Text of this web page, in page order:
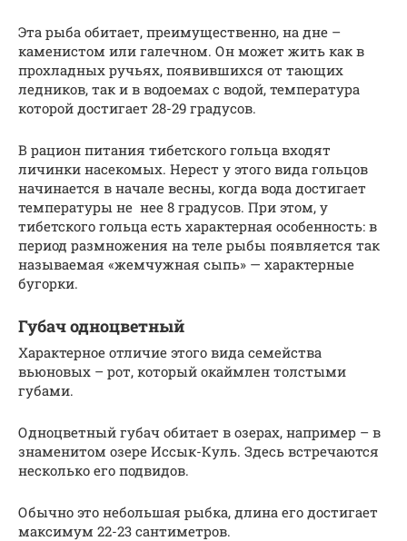
Эта рыба обитает, преимущественно, на дне –
каменистом или галечном. Он может жить как в
прохладных ручьях, появившихся от тающих
ледников, так и в водоемах с водой, температура
которой достигает 28-29 градусов.
В рацион питания тибетского гольца входят
личинки насекомых. Нерест у этого вида гольцов
начинается в начале весны, когда вода достигает
температуры не нее 8 градусов. При этом, у
тибетского гольца есть характерная особенность: в
период размножения на теле рыбы появляется так
называемая «жемчужная сыпь» — характерные
бугорки.
Губач одноцветный
Характерное отличие этого вида семейства
вьюновых – рот, который окаймлен толстыми
губами.
Одноцветный губач обитает в озерах, например – в
знаменитом озере Иссык-Куль. Здесь встречаются
несколько его подвидов.
Обычно это небольшая рыбка, длина его достигает
максимум 22-23 сантиметров.